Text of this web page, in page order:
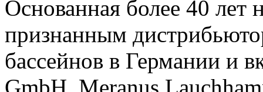
Основанная более 40 лет
признанным
бассейнов в Германии и
GmbH, Meranus